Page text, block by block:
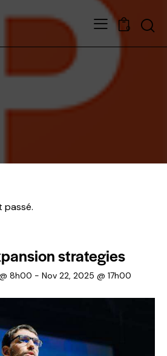
0
passé.
strategies
8h00 - Nov 22, 2025 @ 17h00